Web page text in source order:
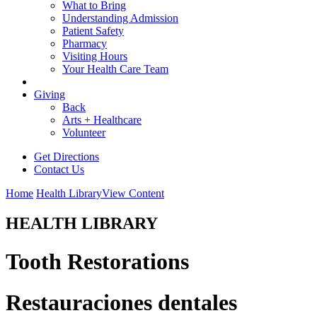
What to Bring
Understanding Admission
Patient Safety
Pharmacy
Visiting Hours
Your Health Care Team
Giving
Back
Arts + Healthcare
Volunteer
Get Directions
Contact Us
Home Health LibraryView Content
HEALTH LIBRARY
Tooth Restorations
Restauraciones dentales